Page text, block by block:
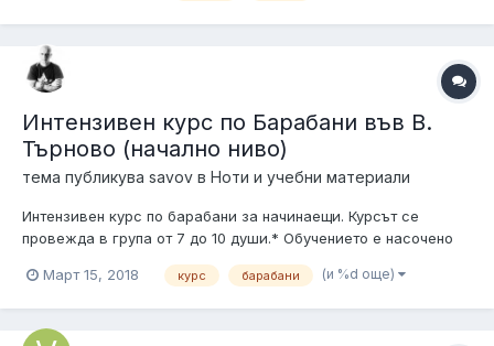
Интензивен курс по Барабани във В.
Търново (начално ниво)
тема публикува savov в Ноти и учебни материали
Интензивен курс по барабани за начинаещи. Курсът се
провежда в група от 7 до 10 души.* Обучението е насочено
и за по-големи лица с желание да се научат. Всеки участник
след завършване...
Март 15, 2018 курс барабани (и %d още)